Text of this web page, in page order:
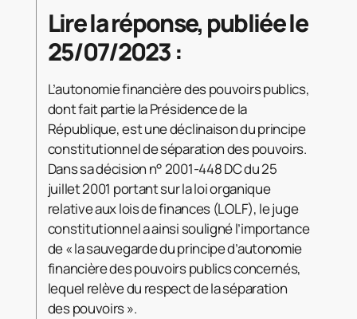
Lire la réponse, publiée le
25/07/2023 :
L’autonomie financière des pouvoirs publics,
dont fait partie la Présidence de la
République, est une déclinaison du principe
constitutionnel de séparation des pouvoirs.
Dans sa décision n° 2001-448 DC du 25
juillet 2001 portant sur la loi organique
relative aux lois de finances (LOLF), le juge
constitutionnel a ainsi souligné l’importance
de « la sauvegarde du principe d’autonomie
financière des pouvoirs publics concernés,
lequel relève du respect de la séparation
des pouvoirs ».